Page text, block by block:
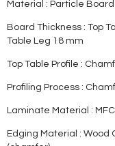
Material : Particle
Board Thickness : Top
Table Leg 18 mm
Top Table Profile :
Profiling Process :
Laminate Material : MFC
Edging Material : Wood